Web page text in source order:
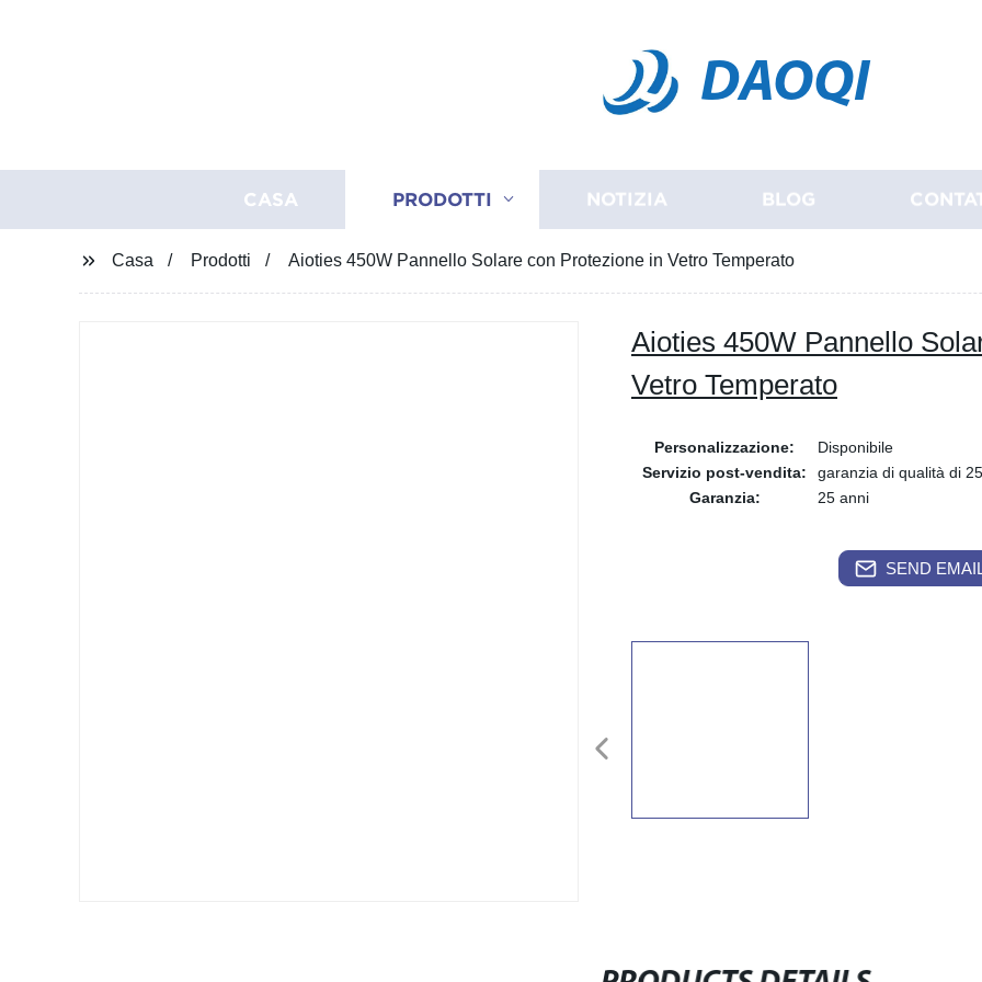
DAOQI
CASA PRODOTTI NOTIZIA BLOG
Casa Prodotti Aioties 450W Pannello Solare con Protezione in Vetro Temperato
Aioties 450W Pannello
Vetro Temperato
Personalizzazione:
Disponibile
Servizio post-vendita:
garanzia di qualità di
Garanzia:
25 anni
SEND